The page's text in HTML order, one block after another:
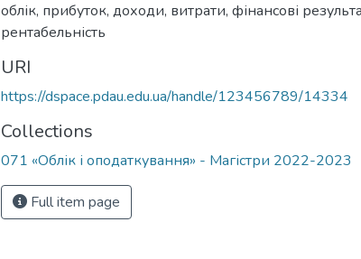
облік, прибуток, доходи, витрати, фінансові
рентабельність
URI
https://dspace.pdau.edu.ua/handle/123456789/14334
Collections
071 «Облік і оподаткування» - Магістри 2022-2023
Full item page